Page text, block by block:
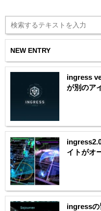
NEW ENTRY
ingress
が別のア
イトがオ
ingressの